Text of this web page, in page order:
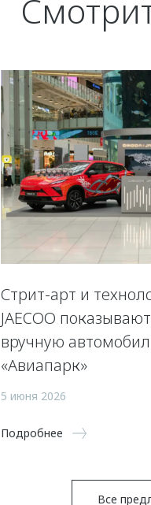
Стрит-арт и
JAECOO
вручную
«Авиапарк»
5 июня 2026
Подробнее
Все